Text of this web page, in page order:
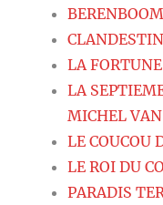
LA
LA
MICHEL
LE COUCOU
LE ROI DU
PARADIS